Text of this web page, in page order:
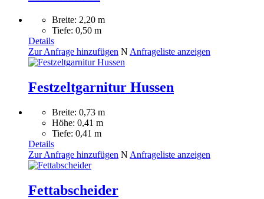
Breite: 2,20 m
Tiefe: 0,50 m
Details
Zur Anfrage hinzufügen N Anfrageliste anzeigen
Festzeltgarnitur Hussen
Breite: 0,73 m
Höhe: 0,41 m
Tiefe: 0,41 m
Details
Zur Anfrage hinzufügen N Anfrageliste anzeigen
Fettabscheider